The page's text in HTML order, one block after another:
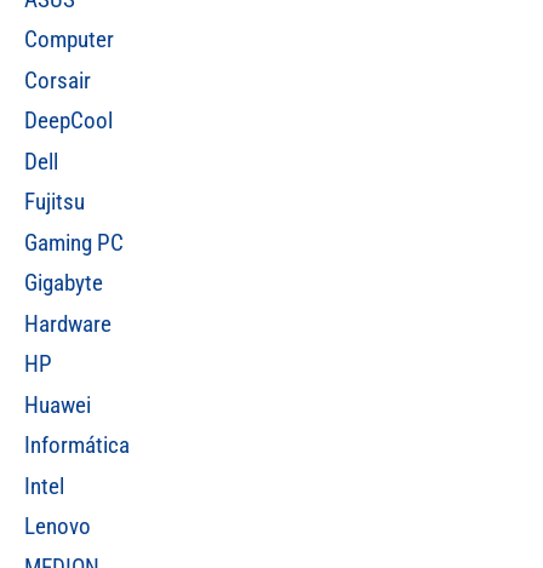
Computer
Corsair
DeepCool
Dell
Fujitsu
Gaming PC
Gigabyte
Hardware
HP
Huawei
Informática
Intel
Lenovo